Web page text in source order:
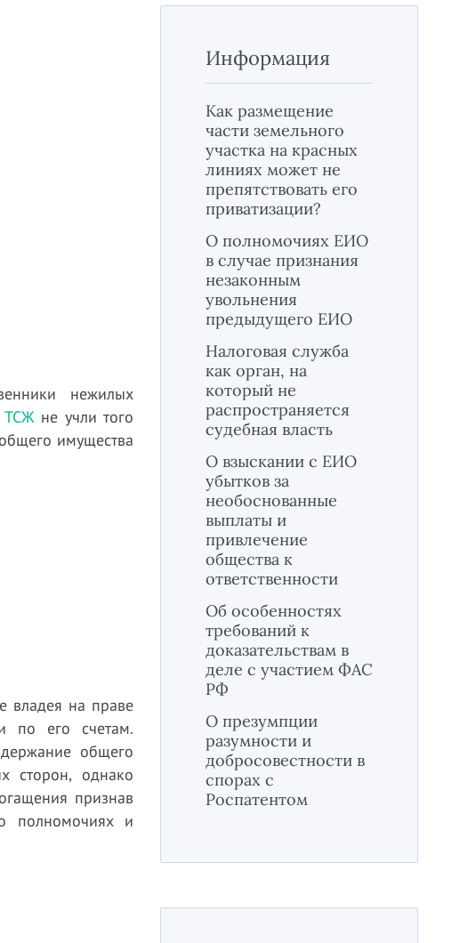
нежилых
ТСЖне учли того
имущества
владея на праве
по его счетам.
общего
сторон, однако
признав
полномочиях и
Информация
Как размещение
части земельного
участка на красных
линиях может не
препятствовать его
приватизации?
О полномочиях ЕИО
в случае признания
незаконным
увольнения
предыдущего ЕИО
Налоговая служба
как орган, на
который не
распространяется
судебная власть
О взыскании с ЕИО
убытков за
необоснованные
выплаты и
привлечение
общества к
ответственности
Об особенностях
требований к
доказательствам в
деле с участием ФАС
РФ
О презумпции
разумности и
добросовестности в
спорах с
Роспатентом